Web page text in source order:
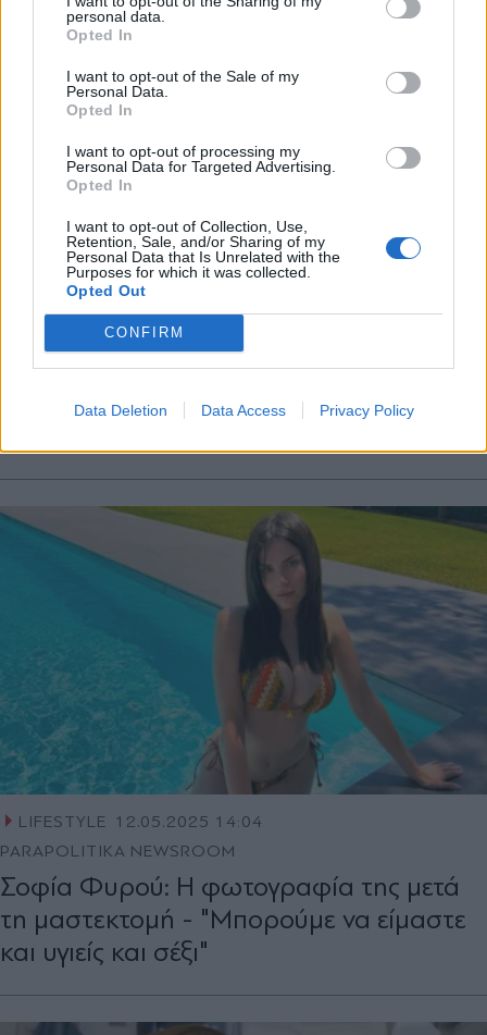
personal data.
Opted In
I want to opt-out of the Sale of my
Personal Data.
Opted In
I want to opt-out of processing my
Personal Data for Targeted Advertising.
Opted In
I want to opt-out of Collection, Use,
Retention, Sale, and/or Sharing of my
Personal Data that Is Unrelated with the
Purposes for which it was collected.
Opted Out
CONFIRM
Data Deletion Data Access Privacy Policy
LIFESTYLE
PARAPOLITIKA NEWSROOM
Η Σοφία Καρβέλα μιλά για τον όγκο που
εντόπισε στο στήθος: "Φοβόμουν να
LIFESTYLE 12.05.2025 14:04
PARAPOLITIKA NEWSROOM
Σοφία Φυρού: H φωτογραφία της μετά
τη μαστεκτομή - "Μπορούμε να είμαστε
και υγιείς και σέξι"
Αποδέχομαι τους
και την πολιτική απορρήτου
X